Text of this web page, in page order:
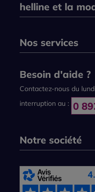
helline et la
Nos services
Besoin d'aide ?
Contactez-nous du
interruption au :
Notre société